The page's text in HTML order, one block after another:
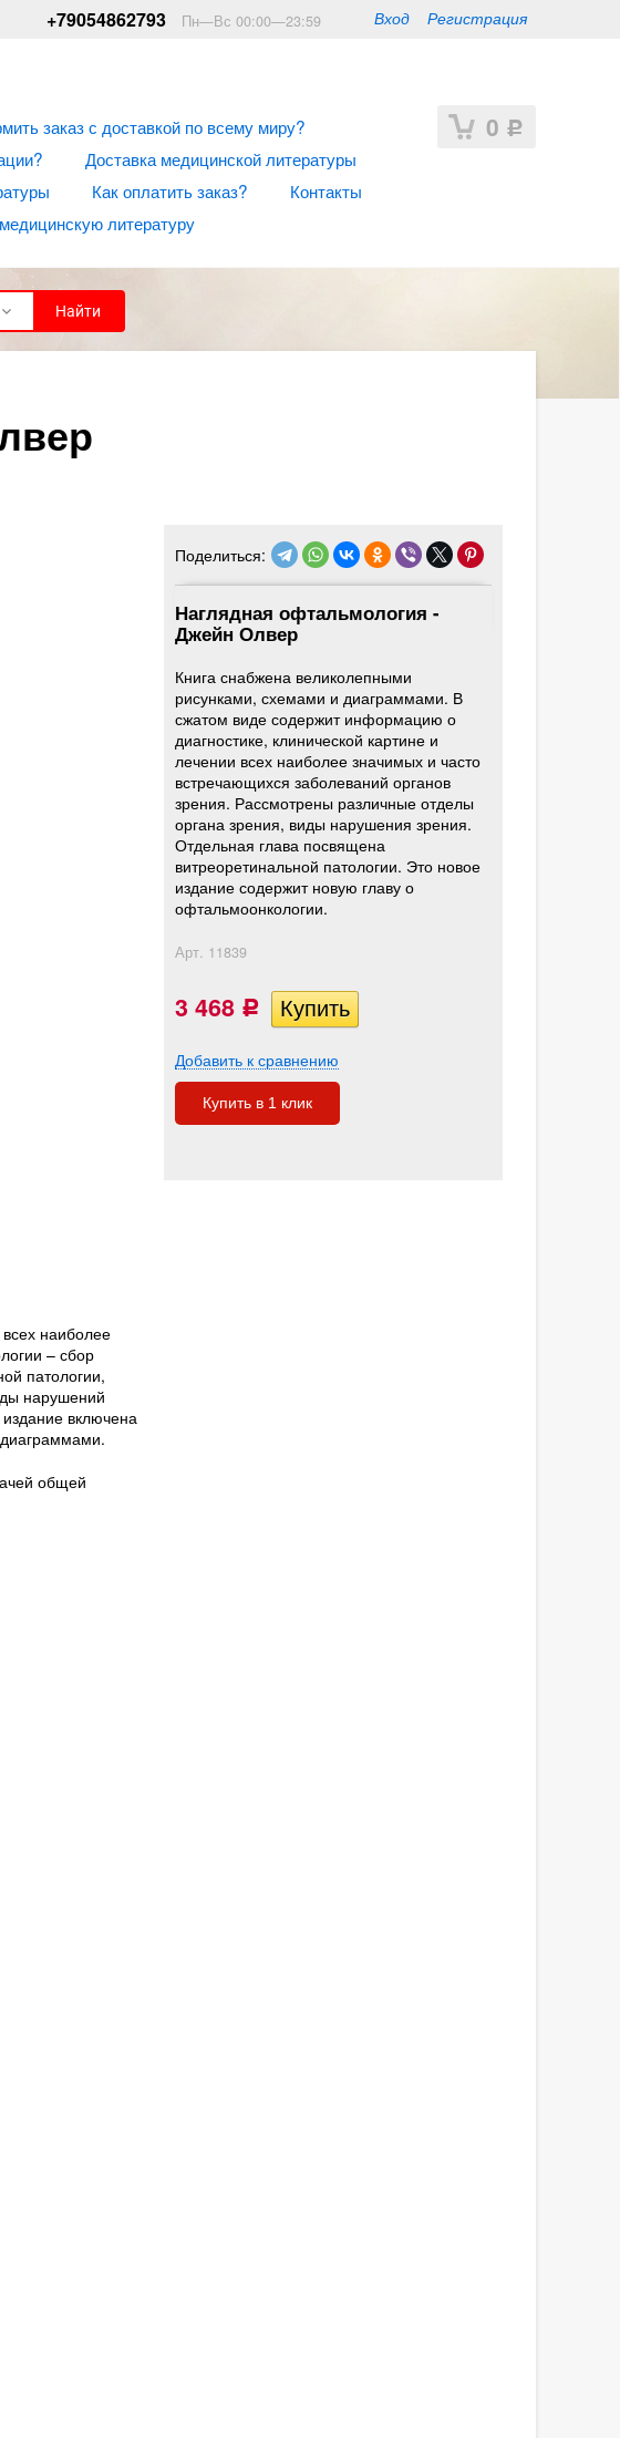
Вход Регистрация
+79054862793 Пн—Вс 00:00—23:59
0 Р
заказ с доставкой по всему миру?
Доставка медицинской литературы
Как оплатить заказ?
Контакты
литературу
Найти
Поделиться:
Наглядная офтальмология -
Джейн Олвер
Книга снабжена великолепными
рисунками, схемами и диаграммами. В
сжатом виде содержит информацию о
диагностике, клинической картине и
лечении всех наиболее значимых и часто
встречающихся заболеваний органов
зрения. Рассмотрены различные отделы
органа зрения, виды нарушения зрения.
Отдельная глава посвящена
витреоретинальной патологии. Это новое
издание содержит новую главу о
офтальмоонкологии.
Арт. 11839
3 468 Р
Добавить к сравнению
Купить в 1 клик
наиболее
– сбор
патологии,
нарушений
включена
общей